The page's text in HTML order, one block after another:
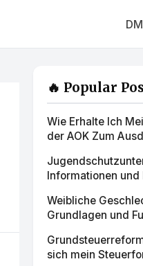
🔥 Popular
Wie Erhalte Ich
der AOK Zum
Informationen und
Weibliche
Grundlagen und
sich mein